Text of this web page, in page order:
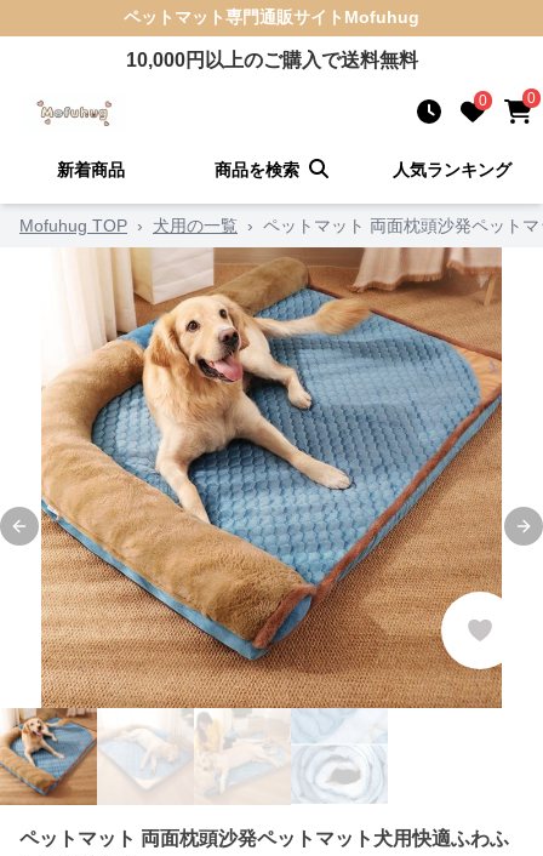
ペットマット専門通販サイト Mofuhug
10,000円以上のご購入で送料無料
0 0
新着商品 商品を検索 人気ランキング
Mofuhug TOP › 犬用の一覧 › ペットマット 両面枕頭沙発ペット
Previous slide
ペットマット 両面枕頭沙発ペットマット犬用快適ふわふ